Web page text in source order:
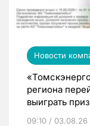
Новости
региона
выиграть
09:10 / 03.08.26